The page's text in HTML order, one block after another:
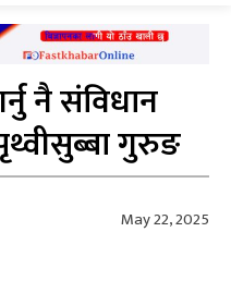
नै संविधान
पृथ्वीसुब्बा गुरुङ
May 22, 2025